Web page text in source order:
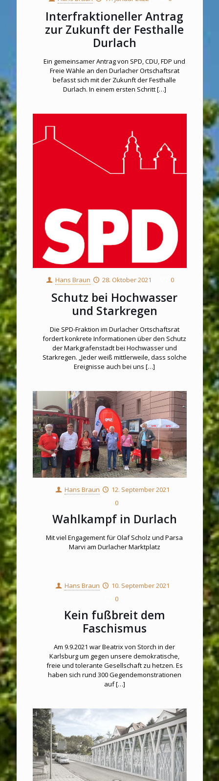
Interfraktioneller Antrag
zur Zukunft der Festhalle
Durlach
Ein gemeinsamer Antrag von SPD, CDU, FDP und
Freie Wähle an den Durlacher Ortschaftsrat
befasst sich mit der Zukunft der Festhalle
Durlach. In einem ersten Schritt[…]
Hans Braun 28. Oktober 2021 0
Schutz bei Hochwasser
und Starkregen
Die SPD-Fraktion im Durlacher Ortschaftsrat
fordert konkrete Informationen über den Schutz
der Markgrafenstadt bei Hochwasser und
Starkregen. „Jeder weiß mittlerweile, dass solche
Ereignisse auch bei uns […]
Hans Braun
12. September 2021
0
Wahlkampf in Durlach
Mit viel Engagement für Olaf Scholz und Parsa
Marvi am Durlacher Marktplatz
Hans Braun
10. September 2021
0
Kein fußbreit dem
Faschismus
Am 9.9.2021 war Beatrix von Storch in der
Karlsburg um gegen unsere demokratische,
freie und tolerante Gesellschaft zu hetzen. Es
haben sich rund 300 Gegendemonstrationen
auf[…]